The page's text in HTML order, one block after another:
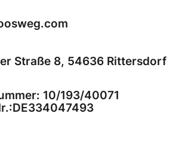
Straße 8, 54636 Rittersdorf
10/193/40071